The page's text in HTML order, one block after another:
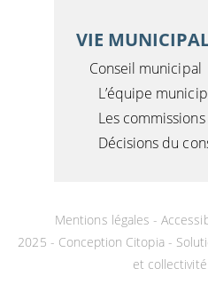
VIE
Conseil municipal
L’équipe
Les commissions
Décisions du
Mentions légales -
2025 - Conception Citopia-
et